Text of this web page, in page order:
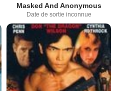
Masked And Anonymous
Date de sortie inconnue